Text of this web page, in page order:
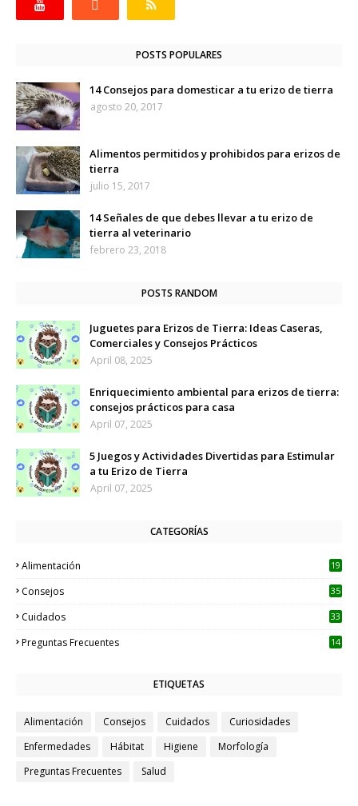
POSTS POPULARES
14 Consejos para domesticar a tu erizo de tierra
agosto 20, 2017
Alimentos permitidos y prohibidos para erizos de
tierra
julio 15, 2017
14 Señales de que debes llevar a tu erizo de
tierra al veterinario
febrero 23, 2018
POSTS RANDOM
Juguetes para Erizos de Tierra: Ideas Caseras,
Comerciales y Consejos Prácticos
April 08, 2025
Enriquecimiento ambiental para erizos de tierra:
consejos prácticos para casa
April 07, 2025
5 Juegos y Actividades Divertidas para Estimular
a tu Erizo de Tierra
April 07, 2025
CATEGORÍAS
Alimentación 19
Consejos 35
Cuidados 33
Preguntas Frecuentes 14
ETIQUETAS
Alimentación Consejos Cuidados
Curiosidades
Enfermedades
Hábitat Higiene
Morfología
Preguntas Frecuentes
Salud